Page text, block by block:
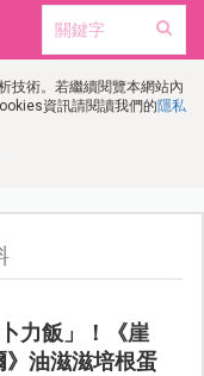
技術。若繼續閱覽本網站內
資訊請閱讀我們的隱私
力飯」！《崖
》油滋滋培根蛋